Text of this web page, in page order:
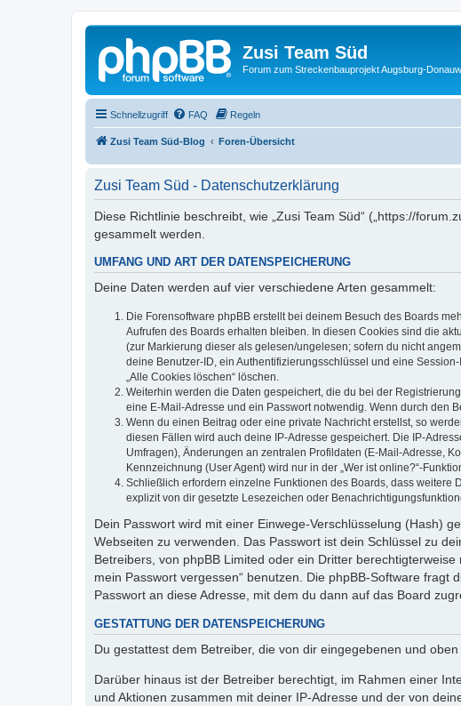
Zusi Team Süd
Forum zum Streckenbauprojekt Augsburg-
Schnellzugriff FAQ Regeln
Zusi Team Süd-Blog Foren-Übersicht
Zusi Team Süd - Datenschutzerklärung
Diese Richtlinie beschreibt, wie „Zusi Team Süd“ („https://
gesammelt werden.
UMFANG UND ART DER DATENSPEICHERUNG
Deine Daten werden auf vier verschiedene Arten gesammelt:
Die Forensoftware phpBB erstellt bei deinem Besuch des Boards
Aufrufen des Boards erhalten bleiben. In diesen Cookies sind die
(zur Markierung dieser als gelesen/ungelesen; sofern du nicht
deine Benutzer-ID, ein Authentifizierungsschlüssel und eine
„Alle Cookies löschen“ löschen.
Weiterhin werden die Daten gespeichert, die du bei der
eine E-Mail-Adresse und ein Passwort notwendig. Wenn durch den
Wenn du einen Beitrag oder eine private Nachricht erstellst, so
diesen Fällen wird auch deine IP-Adresse gespeichert. Die IP-
Umfragen), Änderungen an zentralen Profildaten (E-Mail-Adresse,
Kennzeichnung (User Agent) wird nur in der „Wer ist online?“-
Schließlich erfordern einzelne Funktionen des Boards, dass
explizit von dir gesetzte Lesezeichen oder
Dein Passwort wird mit einer Einwege-Verschlüsselung (Hash)
Webseiten zu verwenden. Das Passwort ist dein Schlüssel zu
Betreibers, von phpBB Limited oder ein Dritter
mein Passwort vergessen“ benutzen. Die phpBB-Software
Passwort an diese Adresse, mit dem du dann auf das Board
GESTATTUNG DER DATENSPEICHERUNG
Du gestattest dem Betreiber, die von dir eingegebenen und
Darüber hinaus ist der Betreiber berechtigt, im Rahmen einer
und Aktionen zusammen mit deiner IP-Adresse und der von